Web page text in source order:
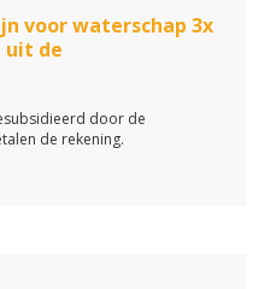
voor waterschap 3x
uit de
door de
de rekening.